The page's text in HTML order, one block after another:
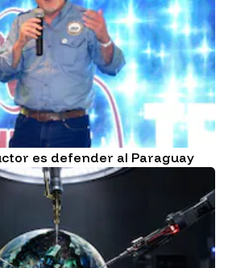
es defender al Paraguay